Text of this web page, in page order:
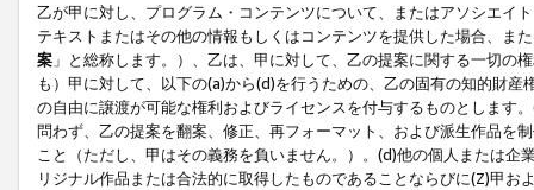
乙が甲に対し、プログラム・コンテンツについて、またはアソシエイ
テキストまたはその他の情報もしくはコンテンツを提供した場合、ま
案 」と総称します。）、乙は、甲に対して、乙の提案に関する一切
も）甲に対して、以下の(a)から(d)を行うための、乙の固有の知的財
の自由に譲渡が可能な権利およびライセンスを付与するものとします
問わず、乙の提案を翻案、修正、再フォーマット、および派生作品を
こと（ただし、甲はその義務を負いません。）。(d)他の個人または
リジナル作品または合法的に取得したものであることならびに(Z)甲